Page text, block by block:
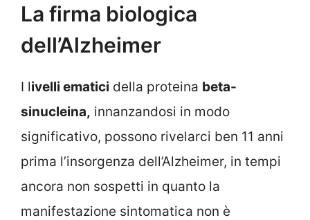
La firma biologica
dell’Alzheimer
I livelli ematici della proteina beta-
sinucleina, innanzandosi in modo
significativo, possono rivelarci ben 11 anni
prima l’insorgenza dell’Alzheimer, in tempi
ancora non sospetti in quanto la
manifestazione sintomatica non è